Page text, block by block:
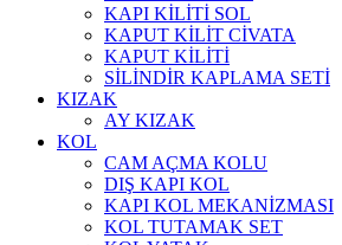
KAPI KİLİTİ SOL
KAPUT KİLİT CİVATA
KAPUT KİLİTİ
SİLİNDİR KAPLAMA SETİ
KIZAK
AY KIZAK
KOL
CAM AÇMA KOLU
DIŞ KAPI KOL
KAPI KOL MEKANİZMASI
KOL TUTAMAK SET